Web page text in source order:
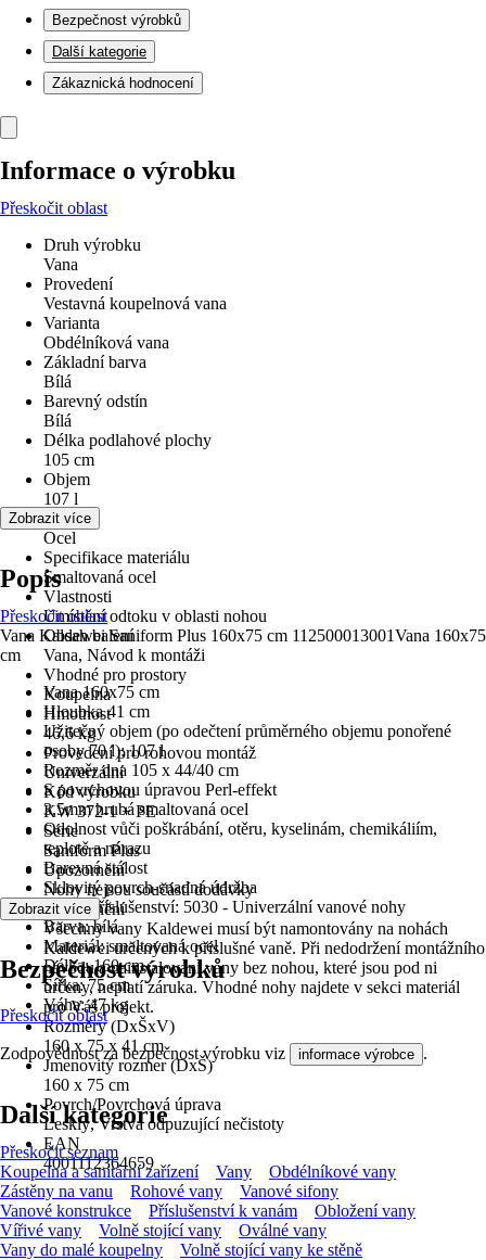
Bezpečnost výrobků
Další kategorie
Zákaznická hodnocení
Informace o výrobku
Přeskočit oblast
Druh výrobku
Vana
Provedení
Vestavná koupelnová vana
Varianta
Obdélníková vana
Základní barva
Bílá
Barevný odstín
Bílá
Délka podlahové plochy
105 cm
Objem
107 l
Materiál
Ocel
Specifikace materiálu
Smaltovaná ocel
Vlastnosti
Umístění odtoku v oblasti nohou
Obsah balení
Vana, Návod k montáži
Vhodné pro prostory
Koupelna
Hmotnost
46,6 kg
Provedení pro rohovou montáž
Univerzální
Kód výrobku
KW 372-1 + PE
Série
Saniform Plus
Upozornění
Nohy nejsou součástí dodávky
Upozornění
Všechny vany Kaldewei musí být namontovány na nohách
Kaldewei určených k příslušné vaně. Při nedodržení montážního
návodu a nainstalování vany bez nohou, které jsou pod ni
určeny, neplatí záruka. Vhodné nohy najdete v sekci materiál
pro Váš projekt.
Rozměry (DxŠxV)
160 x 75 x 41 cm
Jmenovitý rozmer (DxŠ)
160 x 75 cm
Povrch/Povrchová úprava
Lesklý, Vrstva odpuzující nečistoty
EAN
4001112364659
Zobrazit více
Popis
Přeskočit oblast
Vana Kaldewei Saniform Plus 160x75 cm 112500013001Vana 160x75
cm
Vana 160x75 cm
Hloubka 41 cm
Užitečný objem (po odečtení průměrného objemu ponořené
osoby 70 l): 107 l
Rozměr dna 105 x 44/40 cm
S povrchovou úpravou Perl-effekt
3,5mm hrubá smaltovaná ocel
Odolnost vůči poškrábání, otěru, kyselinám, chemikáliím,
teplotě a nárazu
Barevná stálost
Sklovitý povrch-snadná údržba
Nutné příslušenství: 5030 - Univerzální vanové nohy
Barva: bílá
Materiál: smaltovaná ocel
Délka: 160 cm
Šířka: 75 cm
Váha: 47 kg
Zobrazit více
Bezpečnost výrobků
Přeskočit oblast
Zodpovědnost za bezpečnost výrobku viz informace výrobce .
Další kategorie
Přeskočit seznam
Koupelna a sanitární zařízení
Vany
Obdélníkové vany
Zástěny na vanu
Rohové vany
Vanové sifony
Vanové konstrukce
Příslušenství k vanám
Obložení vany
Vířivé vany
Volně stojící vany
Oválné vany
Vany do malé koupelny
Volně stojící vany ke stěně